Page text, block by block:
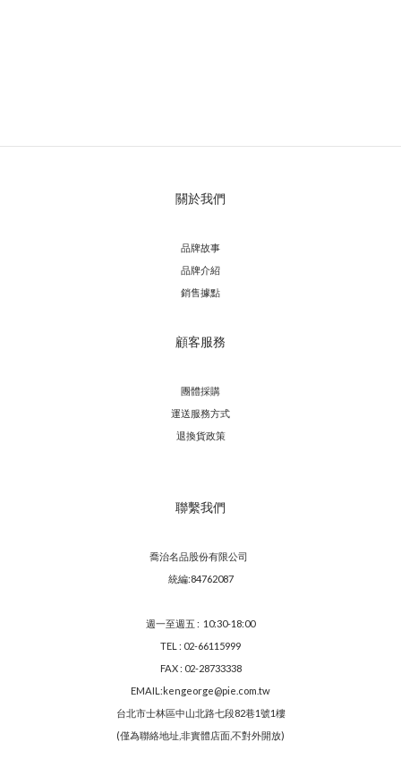
關於我們
品牌故事
品牌介紹
銷售據點
顧客服務
團體採購
運送服務方式
退換貨政策
聯繫我們
喬治名品股份有限公司
統編:84762087
週一至週五 : 10:30-18:00
TEL : 02-66115999
FAX : 02-28733338
EMAIL:kengeorge@pie.com.tw
台北市士林區中山北路七段82巷1號1樓
(僅為聯絡地址,非實體店面,不對外開放)